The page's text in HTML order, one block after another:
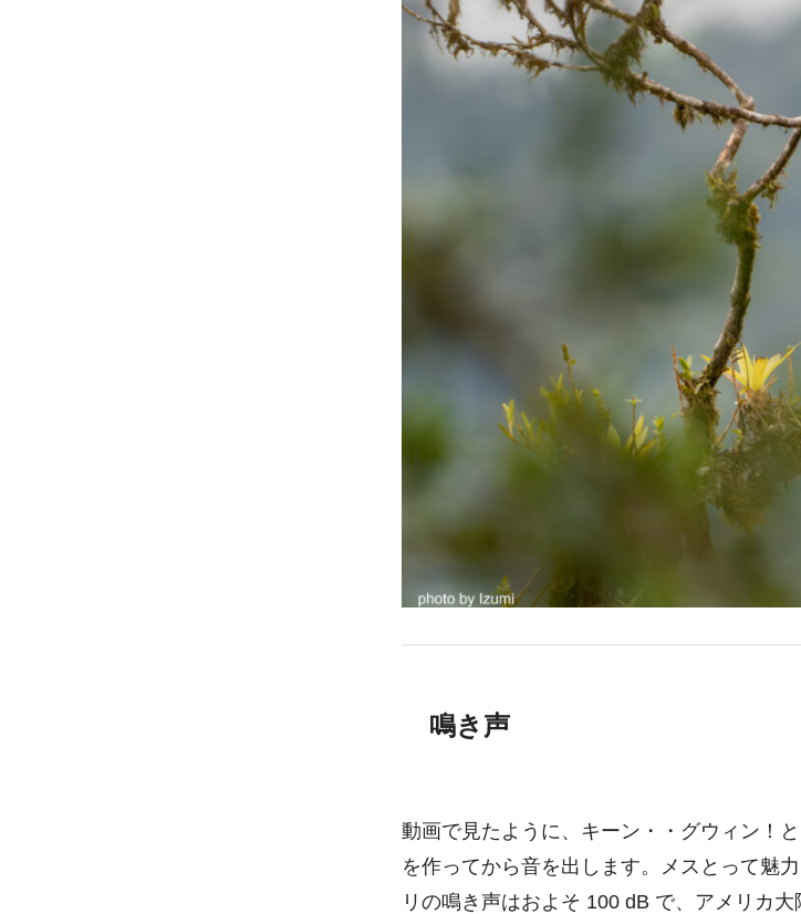
鳴き声
動画で見たように、キーン・・グウィン！
を作ってから音を出します。メスとって魅
リの鳴き声はおよそ 100 dB で、アメリカ